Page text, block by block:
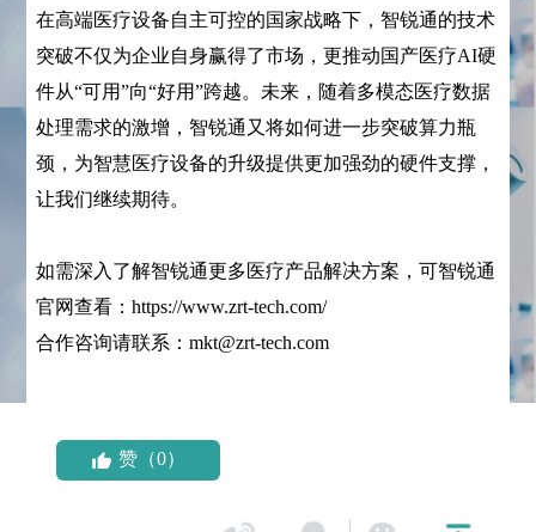
在高端医疗设备自主可控的国家战略下，智锐通的技术
突破不仅为企业自身赢得了市场，更推动国产医疗AI硬
件从“可用”向“好用”跨越。未来，随着多模态医疗数据
处理需求的激增，智锐通又将如何进一步突破算力瓶
颈，为智慧医疗设备的升级提供更加强劲的硬件支撑，
让我们继续期待。
如需深入了解智锐通更多医疗产品解决方案，可智锐通
官网查看：https://www.zrt-tech.com/
合作咨询请联系：mkt@zrt-tech.com
赞（0）